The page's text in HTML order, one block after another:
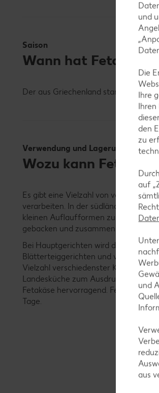
Saison
Wann hat Feta
Der aus Griechenland stammende
Verwendung und Lagerung
Wozu kann Feta
Es gibt eine Vielzahl von
verarbeiten. In der südländischen
kleinen Auflaufformen zum Beispiel
gebacken und zusammen mit
Bei Hauptgerichten wird der Feta
Blätterteiggerichten und von
Vielzahl verschiedenster
Landesküche zum Ausdruck
Fetakäse hervorragend. Feta-Käse
Tage.
und
Die
Ihre
Ihren
den
zu
auf
und
aus